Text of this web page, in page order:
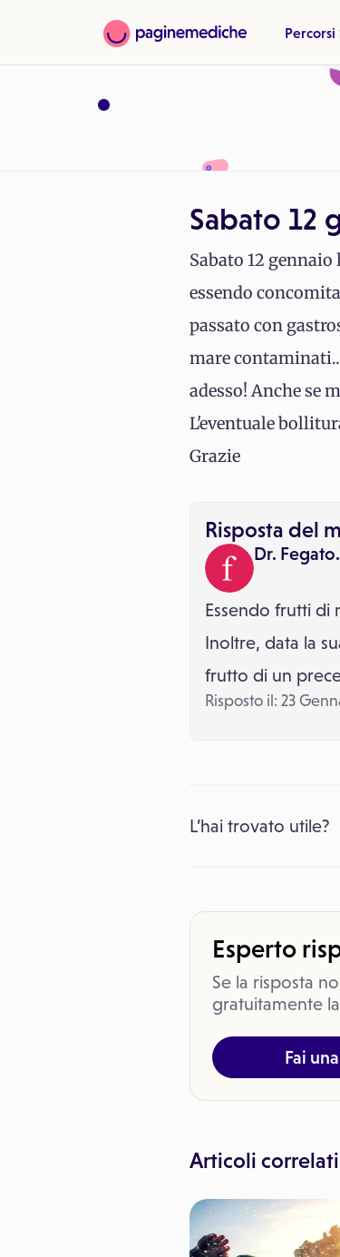
Percorsi
Sabato 12
Sabato 12
essendo
passato con
mare
adesso! Anche se
L'eventuale
Grazie
Risposta del
Dr.
Essendo frutti di
Inoltre, data la
frutto di un
Risposto il: 23
L’hai trovato utile?
Esperto
Se la risposta
gratuitamente
Fai
Articoli correlati